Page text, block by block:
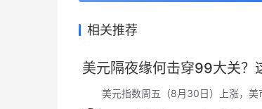
相关推荐
美元隔夜缘何击穿99大关？
美元指数周五（8月30日）上涨，美